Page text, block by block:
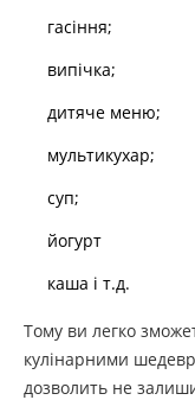
гасіння;
випічка;
дитяче меню;
мультикухар;
суп;
йогурт
каша і т.д.
Тому ви легко
кулінарними
дозволить не